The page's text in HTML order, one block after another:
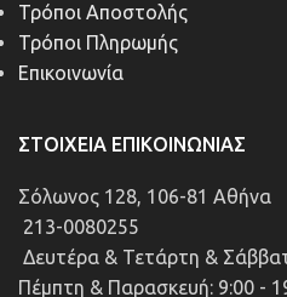
Τρόποι Αποστολής
Τρόποι Πληρωμής
Επικοινωνία
ΣΤΟΙΧΕΊΑ ΕΠΙΚΟΙΝΩΝΊΑΣ
Σόλωνος 128, 106-81 Αθήνα
213-0080255
Δευτέρα & Τετάρτη &
Πέμπτη & Παρασκευή: 9:00 -